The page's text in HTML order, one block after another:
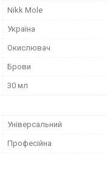
Nikk Mole
Україна
Окислювач
Брови
30 мл
Універсальний
Професійна